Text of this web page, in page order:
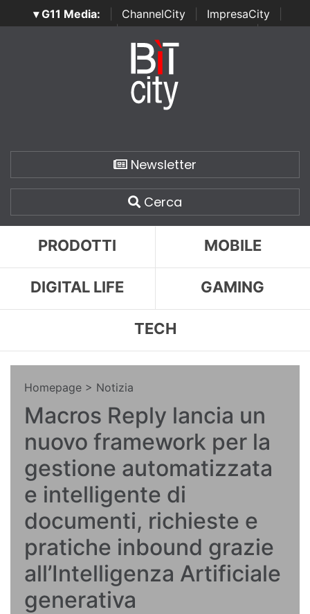
▾ G11 Media: ChannelCity ImpresaCity
SecurityOpenLab | Italian Channel Awards | Italian
Italian Security Awards
Newsletter
Cerca
PRODOTTI MOBILE
DIGITAL LIFE GAMING
TECH
Homepage > Notizia
Macros Reply lancia un
nuovo framework per la
gestione automatizzata
e intelligente di
documenti, richieste e
pratiche inbound grazie
all’Intelligenza Artificiale
generativa